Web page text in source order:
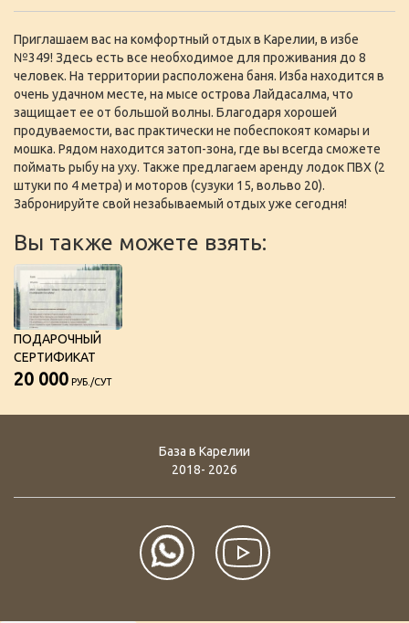
Приглашаем вас на комфортный отдых в Карелии, в избе
№349! Здесь есть все необходимое для проживания до 8
человек. На территории расположена баня. Изба находится в
очень удачном месте, на мысе острова Лайдасалма, что
защищает ее от большой волны. Благодаря хорошей
продуваемости, вас практически не побеспокоят комары и
мошка. Рядом находится затоп-зона, где вы всегда сможете
поймать рыбу на уху. Также предлагаем аренду лодок ПВХ (2
штуки по 4 метра) и моторов (сузуки 15, вольво 20).
Забронируйте свой незабываемый отдых уже сегодня!
Вы также можете взять:
ПОДАРОЧНЫЙ
СЕРТИФИКАТ
20 000 РУБ./СУТ
База в Карелии
2018- 2026